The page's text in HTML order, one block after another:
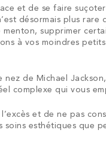
et de se faire
désormais plus
menton, supprimer
à vos moindres
de Michael
complexe qui vous
et de ne pas
esthétiques que